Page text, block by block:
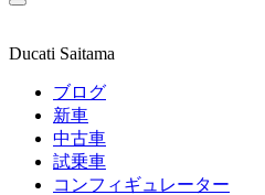
Ducati Saitama
ブログ
新車
中古車
試乗車
コンフィギュレーター